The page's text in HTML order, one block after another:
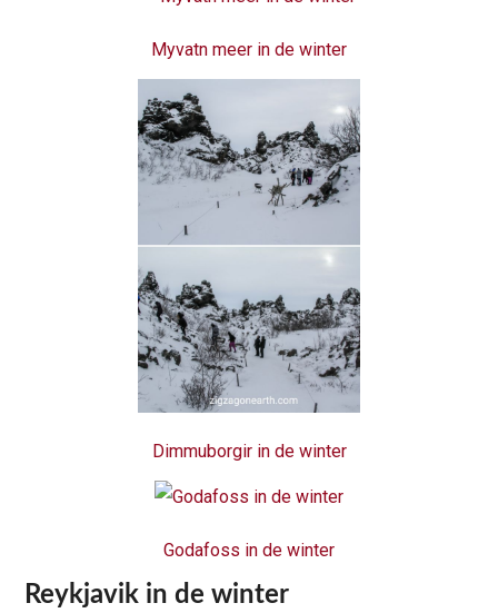
Myvatn meer in de winter
Dimmuborgir in de winter
Godafoss in de winter
Reykjavik in de winter